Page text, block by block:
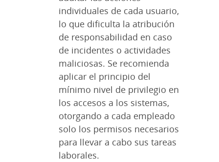
individuales de cada usuario,
lo que dificulta la atribución
de responsabilidad en caso
de incidentes o actividades
maliciosas. Se recomienda
aplicar el principio del
mínimo nivel de privilegio en
los accesos a los sistemas,
otorgando a cada empleado
solo los permisos necesarios
para llevar a cabo sus tareas
laborales.